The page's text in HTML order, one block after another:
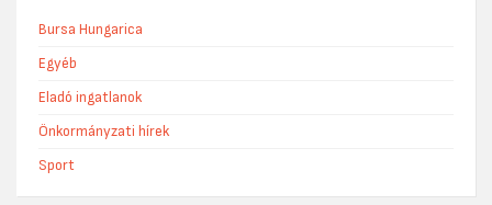
Bursa Hungarica
Egyéb
Eladó ingatlanok
Önkormányzati hírek
Sport